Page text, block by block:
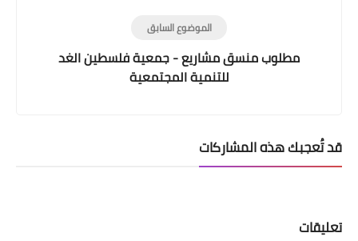
الموضوع السابق
مطلوب منسق مشاريع - جمعية فلسطين الغد
للتنمية المجتمعية
قد تُعجبك هذه المشاركات
تعليقات